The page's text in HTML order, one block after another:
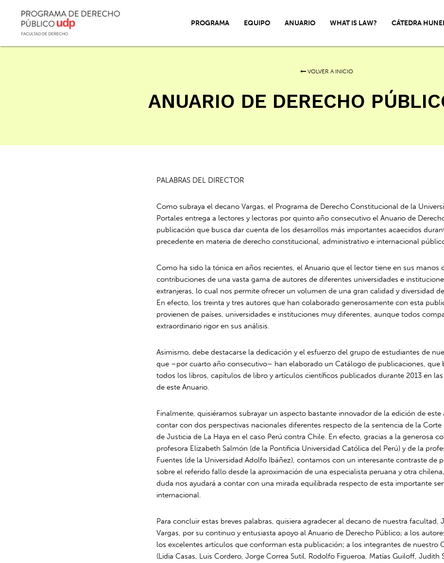
PROGRAMA EQUIPO ANUARIO WHAT IS LAW? CÁTEDRA
VOLVER A INICIO
ANUARIO DE DERECHO
PALABRAS DEL DIRECTOR
Como subraya el decano Vargas, el Programa de Derecho Constitucional de la
Portales entrega a lectores y lectoras por quinto año consecutivo el Anuario de
publicación que busca dar cuenta de los desarrollos más importantes acaecidos
precedente en materia de derecho constitucional, administrativo e internacional
Como ha sido la tónica en años recientes, el Anuario que el lector tiene en sus manos
contribuciones de una vasta gama de autores de diferentes universidades e
extranjeras, lo cual nos permite ofrecer un volumen de una gran calidad y diversidad
En efecto, los treinta y tres autores que han colaborado generosamente con esta
provienen de países, universidades e instituciones muy diferentes, aunque todos
extraordinario rigor en sus análisis.
Asimismo, debe destacarse la dedicación y el esfuerzo del grupo de estudiantes de
que –por cuarto año consecutivo– han elaborado un Catálogo de publicaciones, que
todos los libros, capítulos de libro y artículos científicos publicados durante 2013 en
de este Anuario.
Finalmente, quisiéramos subrayar un aspecto bastante innovador de la edición de este
contar con dos perspectivas nacionales diferentes respecto de la sentencia de la
de Justicia de La Haya en el caso Perú contra Chile. En efecto, gracias a la generosa
profesora Elizabeth Salmón (de la Pontificia Universidad Católica del Perú) y de la
Fuentes (de la Universidad Adolfo Ibáñez), contamos con un interesante contraste de
sobre el referido fallo desde la aproximación de una especialista peruana y otra
duda nos ayudará a contar con una mirada equilibrada respecto de esta importante
internacional.
Para concluir estas breves palabras, quisiera agradecer al decano de nuestra facultad,
Vargas, por su continuo y entusiasta apoyo al Anuario de Derecho Público; a los
los excelentes artículos que conforman esta publicación; a los integrantes de nuestro
(Lidia Casas, Luis Cordero, Jorge Correa Sutil, Rodolfo Figueroa, Matías Guiloff, Judith